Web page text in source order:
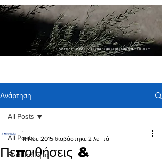
Contact info: ikonandassociates@gmail.com
Ανάρτηση
All Posts
Επικαιρότητα
All Posts
Πεποιθήσεις &
.
11 Νοε 2015 διαβάστηκε 2 λεπτά